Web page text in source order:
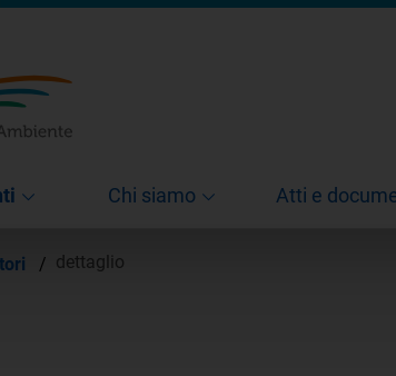
Chi siamo Atti e
/ dettaglio